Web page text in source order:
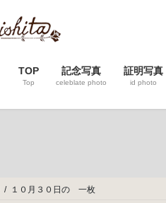
TOP
Top
記念写真
celeblate photo
証明写真
id photo
１０月３０日の 一枚